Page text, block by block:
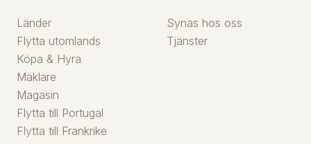
Länder
Flytta utomlands
Köpa & Hyra
Mäklare
Magasin
Flytta till Portugal
Flytta till Frankrike
Synas hos oss
Tjänster